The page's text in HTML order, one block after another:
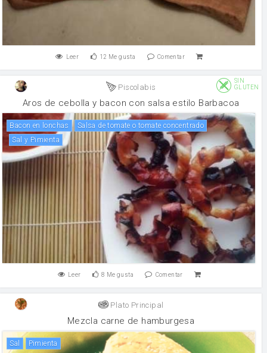
Leer 12 Me gusta Comentar
Piscolabis
SIN
GLUTEN
Aros de cebolla y bacon con salsa estilo Barbacoa
Bacon en lonchas
Salsa de tomate o tomate concentrado
Sal y Pimienta
Leer 8 Me gusta Comentar
Plato Principal
Mezcla carne de hamburgesa
sal pimienta